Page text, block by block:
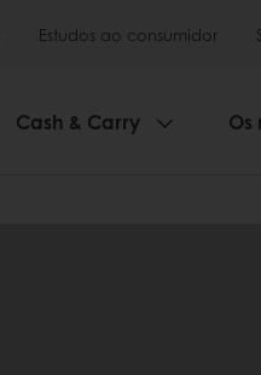
Estudos ao consumidor
Cash & Carry Os